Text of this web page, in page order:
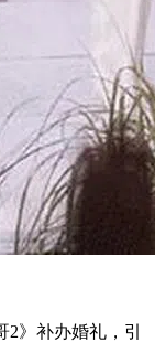
》补办婚礼，引